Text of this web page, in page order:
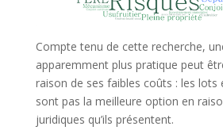
Compte tenu de cette recherche,
apparemment plus pratique peut
raison de ses faibles coûts : les lots
sont pas la meilleure option en
juridiques qu’ils présentent.